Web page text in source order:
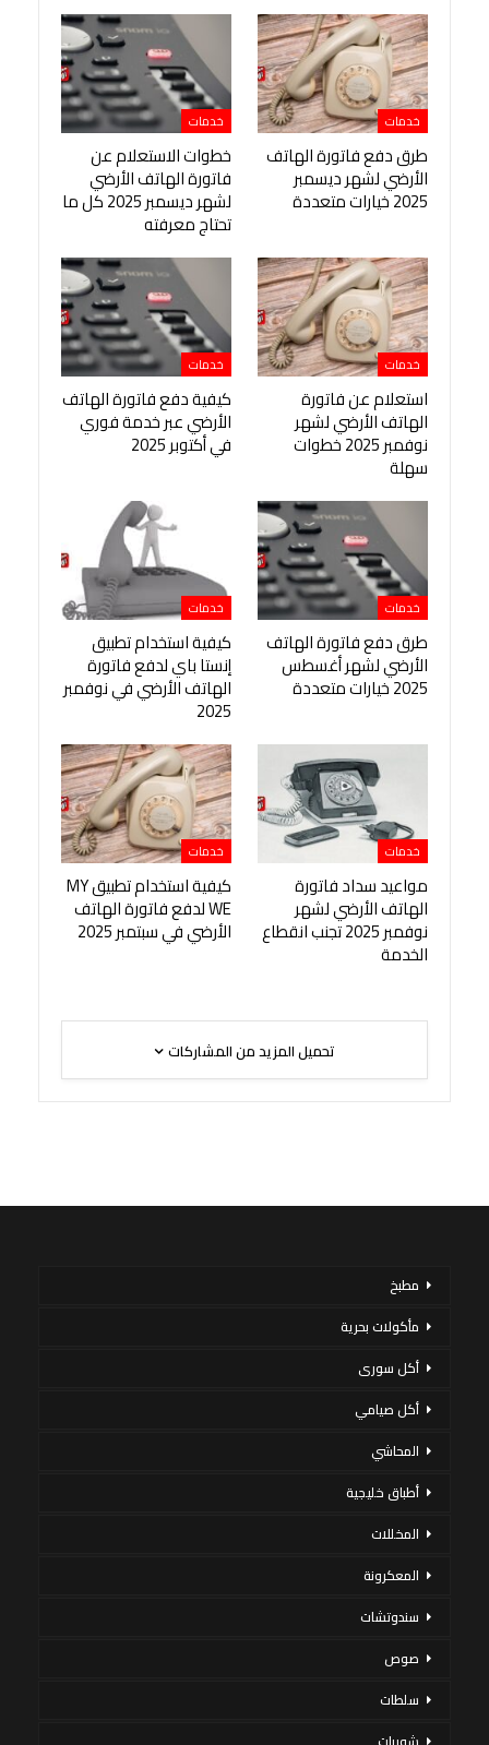
خدمات
طرق دفع فاتورة الهاتف
الأرضي لشهر ديسمبر
2025 خيارات متعددة
خدمات
خطوات الاستعلام عن
فاتورة الهاتف الأرضي
لشهر ديسمبر 2025 كل ما
تحتاج معرفته
خدمات
استعلام عن فاتورة
الهاتف الأرضي لشهر
نوفمبر 2025 خطوات
سهلة
خدمات
كيفية دفع فاتورة الهاتف
الأرضي عبر خدمة فوري
في أكتوبر 2025
خدمات
طرق دفع فاتورة الهاتف
الأرضي لشهر أغسطس
2025 خيارات متعددة
خدمات
كيفية استخدام تطبيق
إنستا باي لدفع فاتورة
الهاتف الأرضي في نوفمبر
2025
خدمات
مواعيد سداد فاتورة
الهاتف الأرضي لشهر
نوفمبر 2025 تجنب انقطاع
الخدمة
خدمات
كيفية استخدام تطبيق MY
WE لدفع فاتورة الهاتف
الأرضي في سبتمبر 2025
تحميل المزيد من المشاركات
مطبخ
مأكولات بحرية
أكل سورى
أكل صيامي
المحاشي
أطباق خليجية
المخللات
المعكرونة
سندوتشات
صوص
سلطات